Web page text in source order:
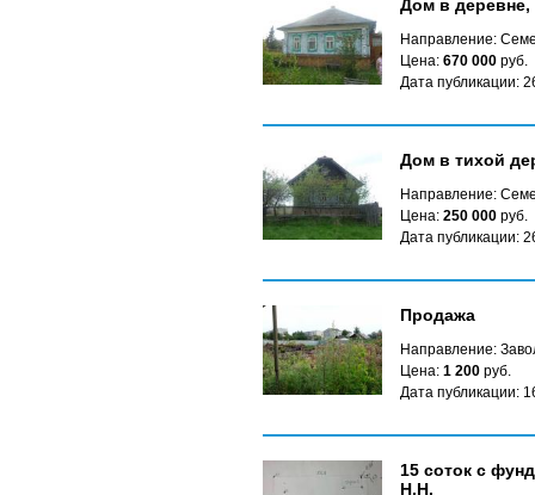
Дом в деревне,
Направление:
Цена: 670 000 руб.
Дата публикации:
Дом в тихой
Направление:
Цена: 250 000 руб.
Дата публикации:
Продажа
Направление:
Цена: 1 200 руб.
Дата публикации:
15 соток с
Н.Н.